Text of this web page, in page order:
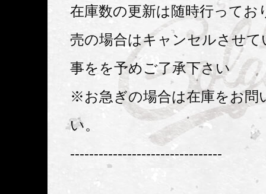
在庫数の更新は随時行ってお
売の場合はキャンセルさせ
事をを予めご了承下さい
※お急ぎの場合は在庫をお問
い。
--------------------------------